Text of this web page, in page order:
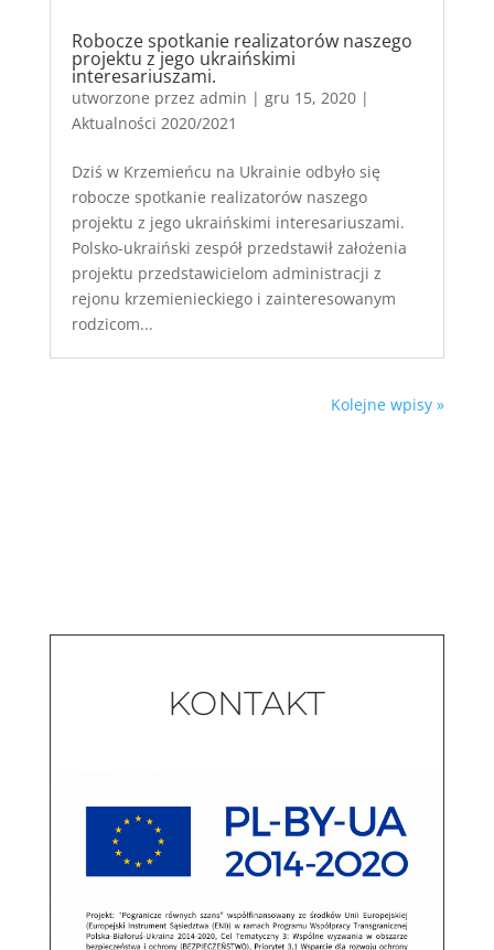
Robocze spotkanie realizatorów naszego
projektu z jego ukraińskimi
interesariuszami.
utworzone przez admin | gru 15, 2020|
Aktualności 2020/2021
Dziś w Krzemieńcu na Ukrainie odbyło się
robocze spotkanie realizatorów naszego
projektu z jego ukraińskimi interesariuszami.
Polsko-ukraiński zespół przedstawił założenia
projektu przedstawicielom administracji z
rejonu krzemienieckiego i zainteresowanym
rodzicom...
Kolejne wpisy »
KONTAKT